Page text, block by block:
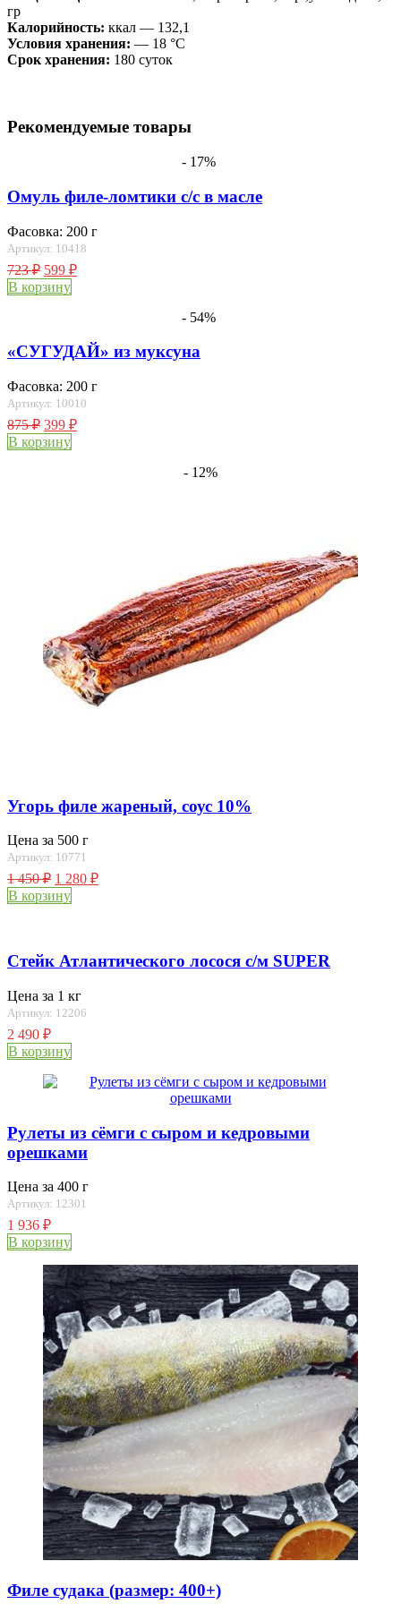
гр
Калорийность: ккал — 132,1
Условия хранения: — 18 °C
Срок хранения: 180 суток
Рекомендуемые товары
- 17%
Омуль филе-ломтики с/с в масле
Фасовка: 200 г
Артикул: 10418
723₽ 599 ₽
В корзину
- 54%
«СУГУДАЙ» из муксуна
Фасовка: 200 г
Артикул: 10010
875₽ 399 ₽
В корзину
- 12%
Угорь филе жареный, соус 10%
Цена за 500 г
Артикул: 10771
1 450₽ 1 280 ₽
В корзину
Стейк Атлантического лосося с/м SUPER
Цена за 1 кг
Артикул: 12206
2 490 ₽
В корзину
Рулеты из сёмги с сыром и кедровыми
орешками
Цена за 400 г
Артикул: 12301
1 936 ₽
В корзину
Филе судака (размер: 400+)